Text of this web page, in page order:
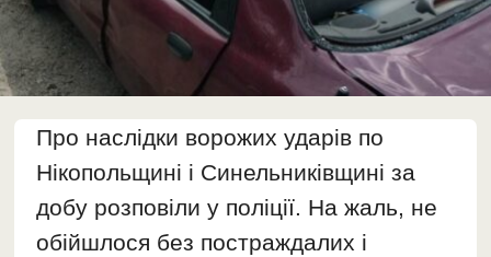
Про наслідки ворожих ударів по
Нікопольщині і Синельниківщині за
добу розповіли у поліції. На жаль, не
обійшлося без постраждалих і